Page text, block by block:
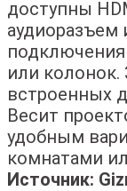
доступны
аудиоразъем
или колонок.
встроенных
Весит
удобным
комнатами
Источник: